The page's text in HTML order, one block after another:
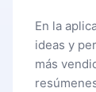
En la
ideas y
más